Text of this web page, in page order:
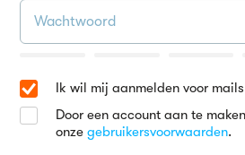
Ik wil mij aanmelden voor
Door een account aan te
onzegebruikersvoorwaarden.